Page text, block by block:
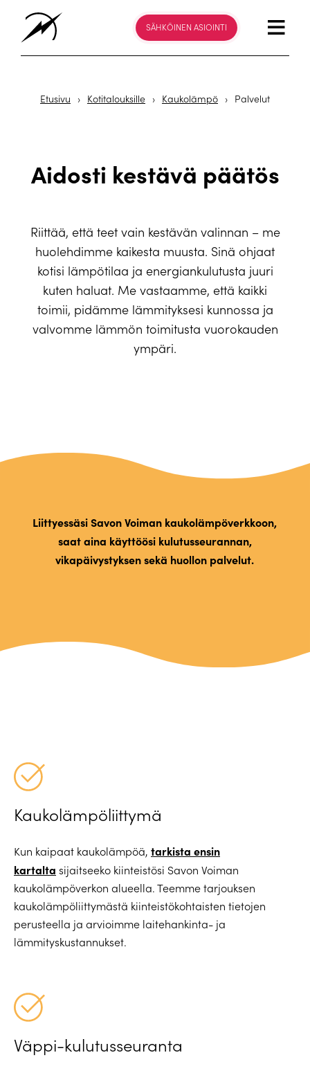
SÄHKÖINEN ASIOINTI
Etusivu › Kotitalouksille › Kaukolämpö › Palvelut
Aidosti kestävä päätös
Riittää, että teet vain kestävän valinnan – me
huolehdimme kaikesta muusta. Sinä ohjaat
kotisi lämpötilaa ja energiankulutusta juuri
kuten haluat. Me vastaamme, että kaikki
toimii, pidämme lämmityksesi kunnossa ja
valvomme lämmön toimitusta vuorokauden
ympäri.
Liittyessäsi Savon Voiman kaukolämpöverkkoon,
saat aina käyttöösi kulutusseurannan,
vikapäivystyksen sekä huollon palvelut.
Kaukolämpöliittymä
Kun kaipaat kaukolämpöä, tarkista ensin
kartalta sijaitseeko kiinteistösi Savon Voiman
kaukolämpöverkon alueella. Teemme tarjouksen
kaukolämpöliittymästä kiinteistökohtaisten tietojen
perusteella ja arvioimme laitehankinta- ja
lämmityskustannukset.
Väppi-kulutusseuranta